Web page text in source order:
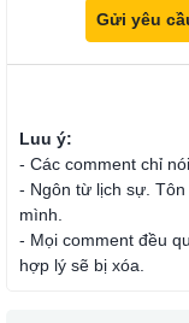
Luu ý:
- Các comment chỉ
- Ngôn từ lịch sự.
mình.
- Mọi comment đều
hợp lý sẽ bị xóa.